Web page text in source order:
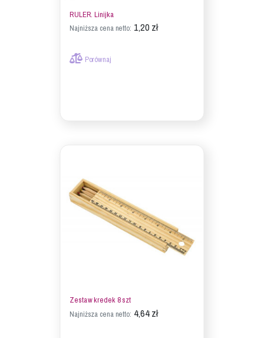
RULER. Linijka
Najniższa cena netto: 1,20 zł
Porównaj
Zestaw kredek 8 szt
Najniższa cena netto: 4,64 zł